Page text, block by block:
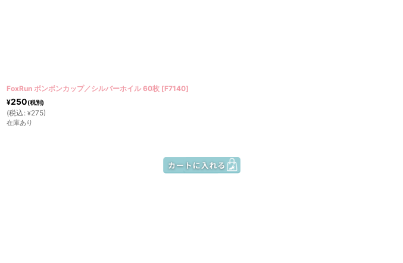
FoxRun ボンボンカップ／シルバーホイル 60枚 [F7140]
¥250(税別)
(税込 : ¥275)
在庫あり